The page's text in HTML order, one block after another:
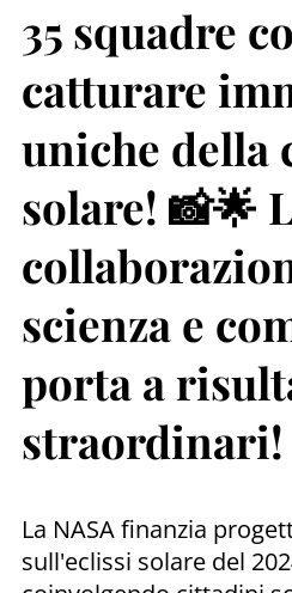
35 squadre
catturare
uniche della
solare! 📸🌟
scienza e
porta a
straordinari!
La NASA finanzia
sull'eclissi solare del